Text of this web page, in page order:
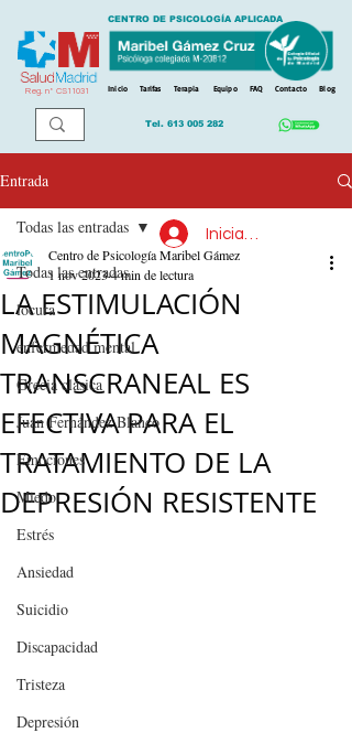
Reg. nº CS11031
CENTRO DE PSICOLOGÍA APLICADA
Inicio Tarifas Terapia Equipo FAQ Contacto Blog
Tel. 613 005 282
Entrada
Todas las entradas
locura
enfermedad mental
Grecia clásica
Juan Fernández Blanco
Emociones
Miedo
Estrés
Ansiedad
Suicidio
Discapacidad
Tristeza
Depresión
Todas las entradas
LA ESTIMULACIÓN
MAGNÉTICA
TRANSCRANEAL ES
EFECTIVA PARA EL
TRATAMIENTO DE LA
DEPRESIÓN RESISTENTE
Centro de Psicología Maribel Gámez
1 nov 20234 min de lectura
Iniciar sesión